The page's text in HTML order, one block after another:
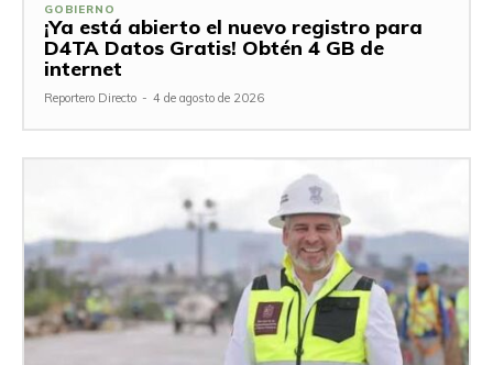
GOBIERNO
¡Ya está abierto el nuevo registro para
D4TA Datos Gratis! Obtén 4 GB de
internet
Reportero Directo - 4 de agosto de 2026